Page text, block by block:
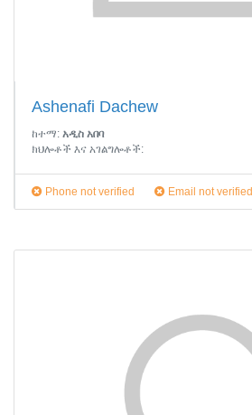
Ashenafi Dachew
ከተማ: አዲስ አበባ
ክህሎቶች እና አገልግሎቶች:
Phone not verified Email not verified